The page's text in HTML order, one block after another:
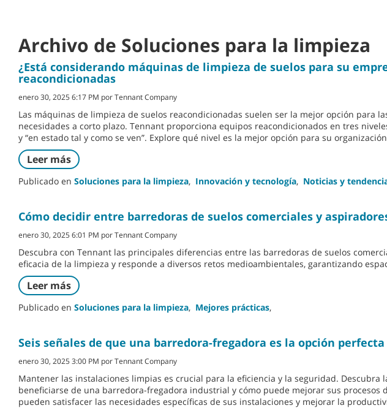
Archivo de Soluciones para la limpieza
¿Está considerando máquinas de limpieza de suelos para su
reacondicionadas
enero 30, 2025 6:17 PM por Tennant Company
Las máquinas de limpieza de suelos reacondicionadas suelen ser la mejor opción para
necesidades a corto plazo. Tennant proporciona equipos reacondicionados en tres
y “en estado tal y como se ven”. Explore qué nivel es la mejor opción para su
Leer más
Publicado en Soluciones para la limpieza, Innovación y tecnología, Noticias y
Cómo decidir entre barredoras de suelos comerciales y
enero 30, 2025 6:01 PM por Tennant Company
Descubra con Tennant las principales diferencias entre las barredoras de suelos
eficacia de la limpieza y responde a diversos retos medioambientales, garantizando
Leer más
Publicado en Soluciones para la limpieza, Mejores prácticas,
Seis señales de que una barredora-fregadora es la opción
enero 30, 2025 3:00 PM por Tennant Company
Mantener las instalaciones limpias es crucial para la eficiencia y la seguridad.
beneficiarse de una barredora-fregadora industrial y cómo puede mejorar sus procesos
pueden satisfacer las necesidades específicas de sus instalaciones y mejorar la